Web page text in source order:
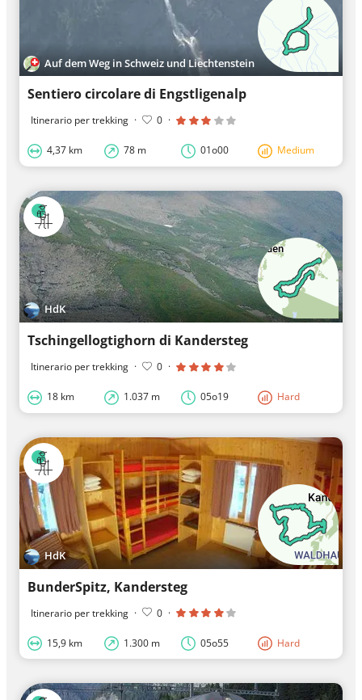
Auf dem Weg in Schweiz und Liechtenstein
Sentiero circolare di Engstligenalp
Itinerario per trekking · 0 ·
4,37 km 78 m 01o00 Medium
HdK
Tschingellogtighorn di Kandersteg
Itinerario per trekking · 0 ·
18 km 1.037 m 05o19 Hard
HdK
BunderSpitz, Kandersteg
Itinerario per trekking · 0 ·
15,9 km 1.300 m 05o55 Hard